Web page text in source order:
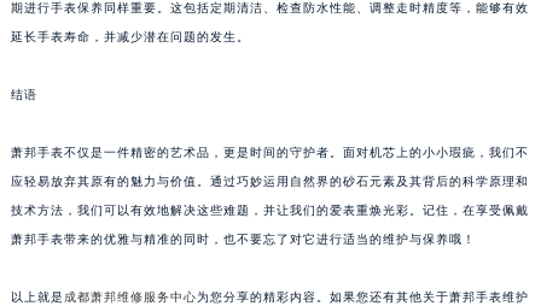
期进行手表保养同样重要。这包括定期清洁、检查防水性能、调整走时精度等，能够有效
延长手表寿命，并减少潜在问题的发生。
结语
萧邦手表不仅是一件精密的艺术品，更是时间的守护者。面对机芯上的小小瑕疵，我们不
应轻易放弃其原有的魅力与价值。通过巧妙运用自然界的砂石元素及其背后的科学原理和
技术方法，我们可以有效地解决这些难题，并让我们的爱表重焕光彩。记住，在享受佩戴
萧邦手表带来的优雅与精准的同时，也不要忘了对它进行适当的维护与保养哦！
以上就是 成都萧邦维修服务中心为您分享的精彩内容。如果您还有其他关于萧邦手表维护